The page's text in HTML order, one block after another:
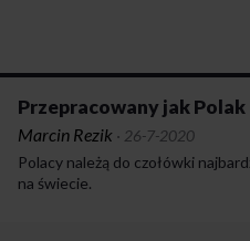
Przepracowany jak Polak
Marcin Rezik · 26-7-2020
Polacy należą do czołówki
na świecie.